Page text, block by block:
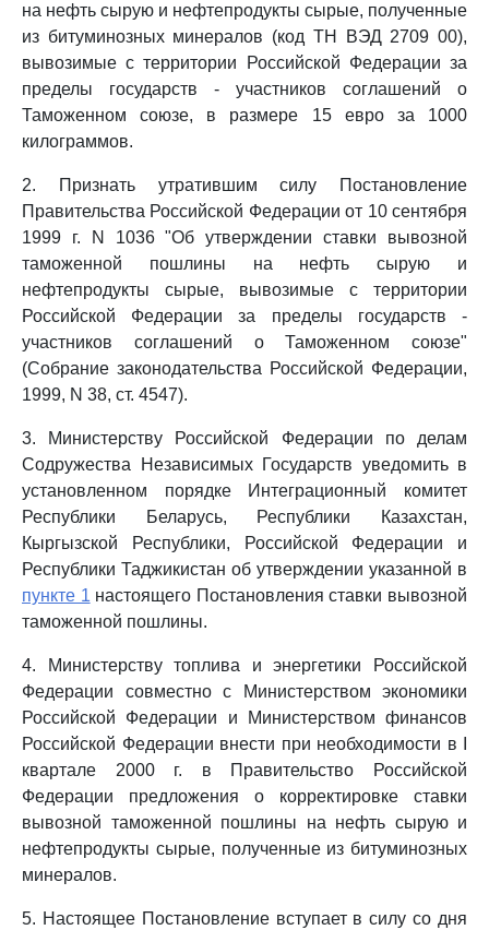
на нефть сырую и нефтепродукты сырые, полученные
из битуминозных минералов (код ТН ВЭД 2709 00),
вывозимые с территории Российской Федерации за
пределы государств - участников соглашений о
Таможенном союзе, в размере 15 евро за 1000
килограммов.
2. Признать утратившим силу Постановление
Правительства Российской Федерации от 10 сентября
1999 г. N 1036 "Об утверждении ставки вывозной
таможенной пошлины на нефть сырую и
нефтепродукты сырые, вывозимые с территории
Российской Федерации за пределы государств -
участников соглашений о Таможенном союзе"
(Собрание законодательства Российской Федерации,
1999, N 38, ст. 4547).
3. Министерству Российской Федерации по делам
Содружества Независимых Государств уведомить в
установленном порядке Интеграционный комитет
Республики Беларусь, Республики Казахстан,
Кыргызской Республики, Российской Федерации и
Республики Таджикистан об утверждении указанной в
пункте 1 настоящего Постановления ставки вывозной
таможенной пошлины.
4. Министерству топлива и энергетики Российской
Федерации совместно с Министерством экономики
Российской Федерации и Министерством финансов
Российской Федерации внести при необходимости в I
квартале 2000 г. в Правительство Российской
Федерации предложения о корректировке ставки
вывозной таможенной пошлины на нефть сырую и
нефтепродукты сырые, полученные из битуминозных
минералов.
5. Настоящее Постановление вступает в силу со дня